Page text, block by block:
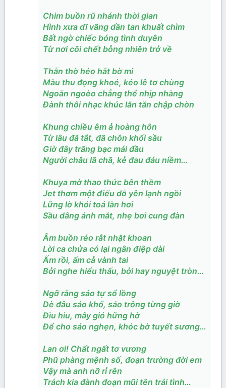
Chim buồn rũ nhánh thời gian
Hình xưa dĩ vãng dần tan khuất chìm
Bất ngờ chiếc bóng tình duyên
Từ nơi cõi chết bỗng nhiên trở về
Thẫn thờ héo hắt bờ mi
Màu thu đọng khoé, kéo lê tơ chùng
Ngoằn ngoèo chẳng thể nhịp nhàng
Đành thôi nhạc khúc lăn tăn chập chờn
Khung chiều êm ả hoàng hôn
Từ lâu đã tắt, đã chôn khối sầu
Giờ đây trăng bạc mái đầu
Người châu lã chã, kẻ đau đáu niềm…
Khuya mờ thao thức bên thềm
Jet thơm một điếu dỗ yên lạnh ngồi
Lững lờ khói toả làn hơi
Sầu dâng ánh mắt, nhẹ bơi cung đàn
Âm buồn réo rắt nhặt khoan
Lời ca chửa có lại ngân điệp dài
Ấm rồi, ấm cả vành tai
Bởi nghe hiểu thấu, bởi hay nguyệt tròn…
Ngỡ rằng sáo tự sổ lồng
Dè đâu sáo khổ, sáo trông từng giờ
Đìu hiu, mây gió hững hờ
Để cho sáo nghẹn, khóc bờ tuyết sương…
Lan ơi! Chất ngất tơ vương
Phũ phàng mệnh số, đoạn trường đời em
Vậy mà anh nỡ rỉ rên
Trách kia đành đoạn mũi tên trái tình…